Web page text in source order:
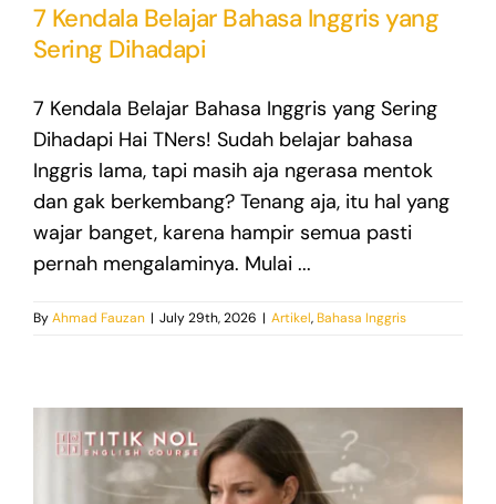
7 Kendala Belajar Bahasa Inggris yang
Sering Dihadapi
7 Kendala Belajar Bahasa Inggris yang Sering
Dihadapi Hai TNers! Sudah belajar bahasa
Inggris lama, tapi masih aja ngerasa mentok
dan gak berkembang? Tenang aja, itu hal yang
wajar banget, karena hampir semua pasti
pernah mengalaminya. Mulai ...
ByAhmad Fauzan | July 29th, 2026 | Artikel, Bahasa Inggris